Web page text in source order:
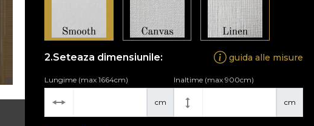
Seteaza dimensiunile: guida alle misure
cm
Lungime (max 1664cm)
cm
Inaltime (max 900cm)